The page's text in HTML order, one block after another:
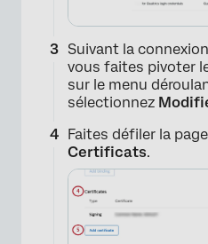
Suivant la
vous faites pivoter
sur le menu
sélectionnez
Faites défiler la
Certificats.